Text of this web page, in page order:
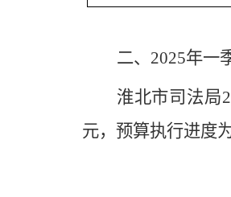
二、 2025年一
淮北市司法局
元，预算执行进度